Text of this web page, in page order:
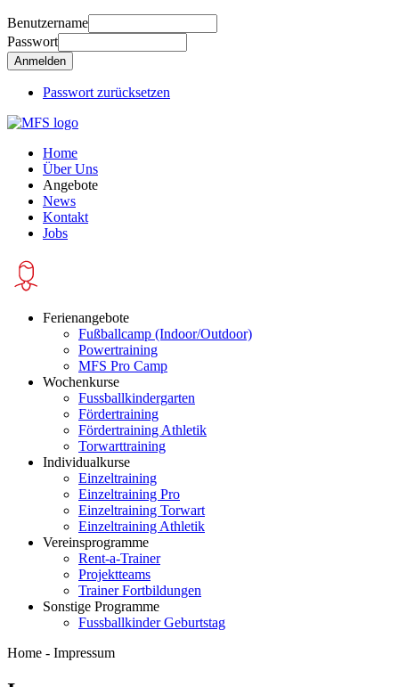
Benutzername
Passwort
Passwort zurücksetzen
Home
Über Uns
Angebote
News
Kontakt
Jobs
Ferienangebote
Fußballcamp (Indoor/Outdoor)
Powertraining
MFS Pro Camp
Wochenkurse
Fussballkindergarten
Fördertraining
Fördertraining Athletik
Torwarttraining
Individualkurse
Einzeltraining
Einzeltraining Pro
Einzeltraining Torwart
Einzeltraining Athletik
Vereinsprogramme
Rent-a-Trainer
Projektteams
Trainer Fortbildungen
Sonstige Programme
Fussballkinder Geburtstag
Home - Impressum